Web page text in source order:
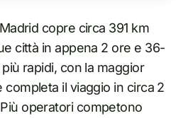
copre circa 391 km
città in appena 2 ore e 36-
rapidi, con la maggior
il viaggio in circa 2
operatori competono